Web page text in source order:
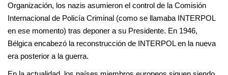
Organización, los nazis asumieron el control de la Comisión
Internacional de Policía Criminal (como se llamaba INTERPOL
en ese momento) tras deponer a su Presidente. En 1946,
Bélgica encabezó la reconstrucción de INTERPOL en la nueva
era posterior a la guerra.